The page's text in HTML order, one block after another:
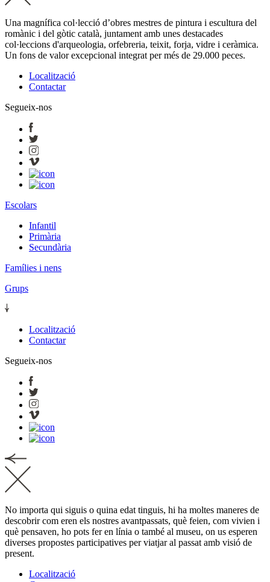
Una magnífica col·lecció d’obres mestres de pintura i escultura del
romànic i del gòtic català, juntament amb unes destacades
col·leccions d'arqueologia, orfebreria, teixit, forja, vidre i ceràmica.
Un fons de valor excepcional integrat per més de 29.000 peces.
Localització
Contactar
Segueix-nos
Escolars
Infantil
Primària
Secundària
Famílies i nens
Grups
Localització
Contactar
Segueix-nos
No importa qui siguis o quina edat tinguis, hi ha moltes maneres de
descobrir com eren els nostres avantpassats, què feien, com vivien i
què pensaven, ho pots fer en línia o també al museu, on us esperen
diverses propostes participatives per viatjar al passat amb visió de
present.
Localització